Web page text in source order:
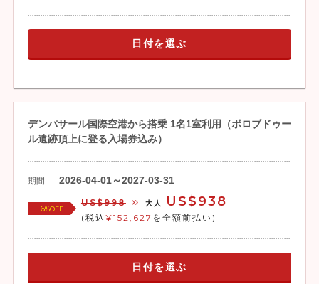
日付を選ぶ
デンパサール国際空港から搭乗 1名1室利用（ボロブドゥー
ル遺跡頂上に登る入場券込み）
期間 2026-04-01～2027-03-31
6%OFF
US$998 大人 US$938
(税込 ¥152,627 を全額前払い)
日付を選ぶ